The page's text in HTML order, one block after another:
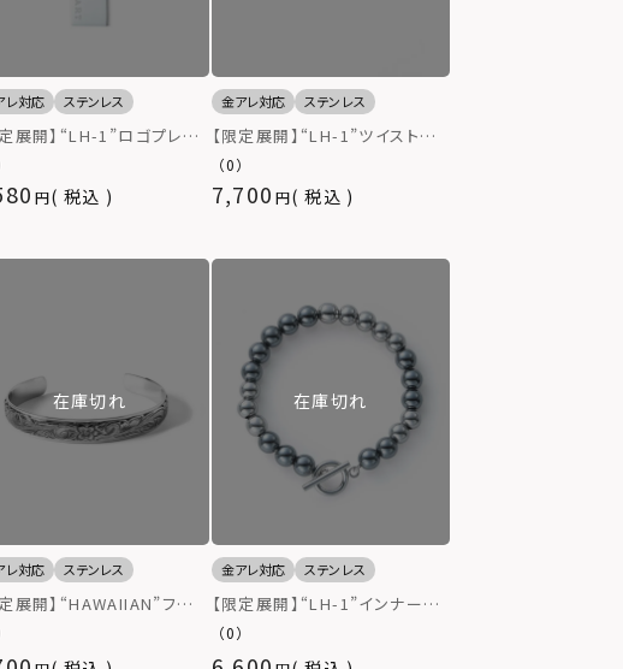
レ対応 ステンレス
展開】“LH-1”ロゴプレー
ックレス/サージカルステン
税込
金アレ対応 ステンレス
【限定展開】“LH-1”ツイストバ
ングル/サージカルステンレス
（0）
7,700 税込
在庫切れ
レ対応 ステンレス
展開】“HAWAIIAN”フラワ
ングル/サージカルステンレ
在庫切れ
金アレ対応 ステンレス
【限定展開】“LH-1”インナーチ
ェーンビーズブレスレット（ヘマ
（0）